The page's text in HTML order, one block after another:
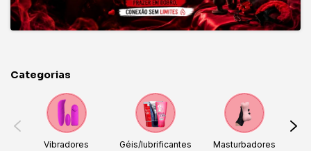
Categorias
Vibradores Géis/lubrificantes Masturbadores